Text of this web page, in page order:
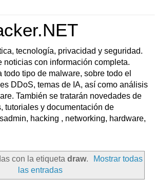
tecnología, privacidad y seguridad.
noticias con información completa.
todo tipo de malware, sobre todo el
DDoS, temas de IA, así como análisis
También se tratarán novedades de
tutoriales y documentación de
hacking , networking, hardware,
con la etiqueta draw.
Mostrar todas
las entradas